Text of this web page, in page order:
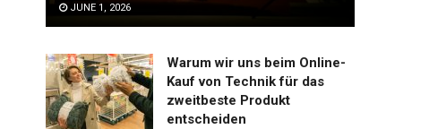
JUNE 1, 2026
Warum wir uns beim Online-
Kauf von Technik für das
zweitbeste Produkt
entscheiden